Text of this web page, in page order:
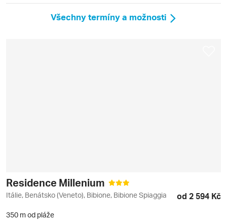
Všechny termíny a možnosti
Residence Millenium
Itálie, Benátsko (Veneto), Bibione, Bibione Spiaggia od 2 594 Kč
350 m od pláže